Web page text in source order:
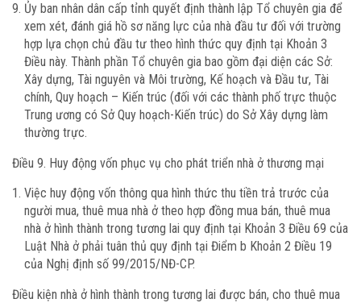
Ủy ban nhân dân cấp tỉnh quyết định thành lập Tổ chuyên gia để
xem xét, đánh giá hồ sơ năng lực của nhà đầu tư đối với trường
hợp lựa chọn chủ đầu tư theo hình thức quy định tại Khoản 3
Điều này. Thành phần Tổ chuyên gia bao gồm đại diện các Sở:
Xây dựng, Tài nguyên và Môi trường, Kế hoạch và Đầu tư, Tài
chính, Quy hoạch – Kiến trúc (đối với các thành phố trực thuộc
Trung ương có Sở Quy hoạch-Kiến trúc) do Sở Xây dựng làm
thường trực.
Điều 9. Huy động vốn phục vụ cho phát triển nhà ở thương mại
Việc huy động vốn thông qua hình thức thu tiền trả trước của
người mua, thuê mua nhà ở theo hợp đồng mua bán, thuê mua
nhà ở hình thành trong tương lai quy định tại Khoản 3 Điều 69 của
Luật Nhà ở phải tuân thủ quy định tại Điểm b Khoản 2 Điều 19
của Nghị định số 99/2015/NĐ-CP.
Điều kiện nhà ở hình thành trong tương lai được bán, cho thuê mua